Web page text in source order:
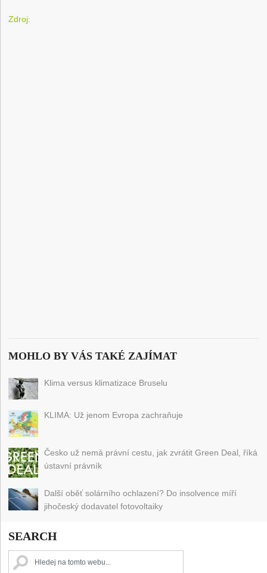
Zdroj:
MOHLO BY VÁS TAKÉ ZAJÍMAT
Klima versus klimatizace Bruselu
KLIMA: Už jenom Evropa zachraňuje
Česko už nemá právní cestu, jak zvrátit Green Deal, říká
ústavní právník
Další oběť solárního ochlazení? Do insolvence míří
jihočeský dodavatel fotovoltaiky
SEARCH